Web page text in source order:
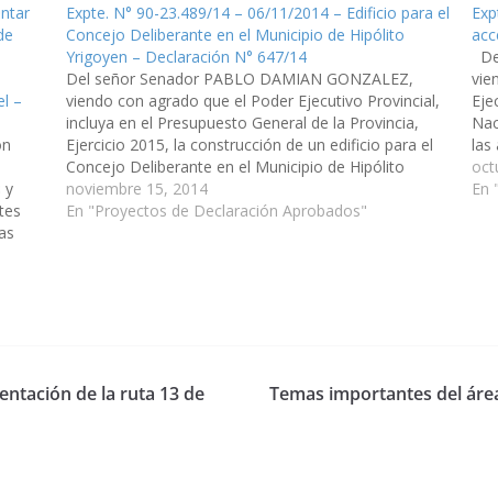
–
y
Expte. N° 90-23.489/14 – 06/11/2014 – Edificio para el
Concejo Deliberante en el Municipio de Hipólito
Yrigoyen – Declaración N° 647/14
Del señor Senador PABLO DAMIAN GONZALEZ,
viendo con agrado que el Poder Ejecutivo Provincial,
incluya en el Presupuesto General de la Provincia,
Ejercicio 2015, la construcción de un edificio para el
Concejo Deliberante en el Municipio de Hipólito
Yrigoyen, Departamento Oran. (Expte. N° 90-
23.489/14). Declaración N° 647/14 Aprobado el
noviembre 15, 2014
En "Proyectos de Declaración Aprobados"
las
En
de la ruta 13 de
Temas importantes del